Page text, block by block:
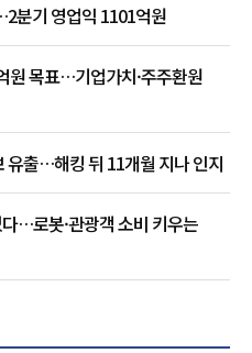
분기 영업익 1101억원
원 목표…기업가치·주주환원
유출…해킹 뒤 11개월 지나 인지
…로봇·관광객 소비 키우는